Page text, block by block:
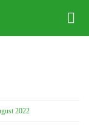
Team
2022